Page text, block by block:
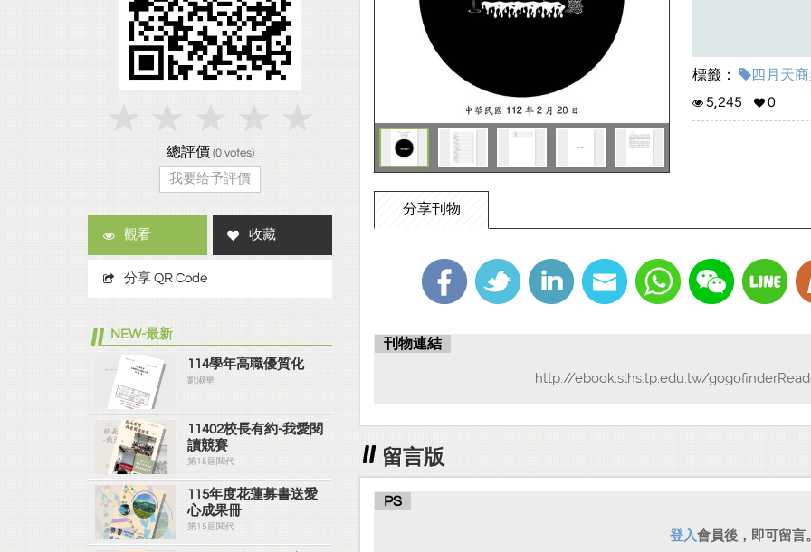
標籤：
四月天
5,245
0
分享刊物
刊物連結
http://ebook.slhs.tp.edu.tw/
留言版
PS
登入會員後，即可留言
總評價 (0votes)
我要给予評價
觀看 收藏
分享 QR Code
NEW-最新
114學年高職優質化
劉淑華
11402校長有約-我愛閱
讀競賽
第15屆閱代
115年度花蓮募書送愛
心成果冊
第15屆閱代